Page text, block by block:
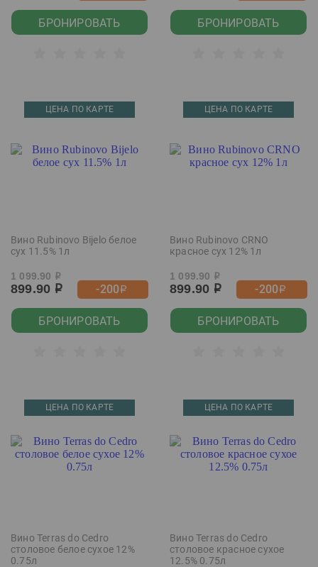
БРОНИРОВАТЬ БРОНИРОВАТЬ
ЦЕНА ПО КАРТЕ
Вино Rubinovo Bijelo белое
сух 11.5% 1л
1 099.90 р
899.90 р -200р
БРОНИРОВАТЬ
ЦЕНА ПО КАРТЕ
Вино Rubinovo CRNO
красное сух 12% 1л
1 099.90 р
899.90 р -200р
БРОНИРОВАТЬ
ЦЕНА ПО КАРТЕ
Вино Terras do Cedro
столовое белое сухое 12%
0.75л
ЦЕНА ПО КАРТЕ
Вино Terras do Cedro
столовое красное сухое
12.5% 0.75л